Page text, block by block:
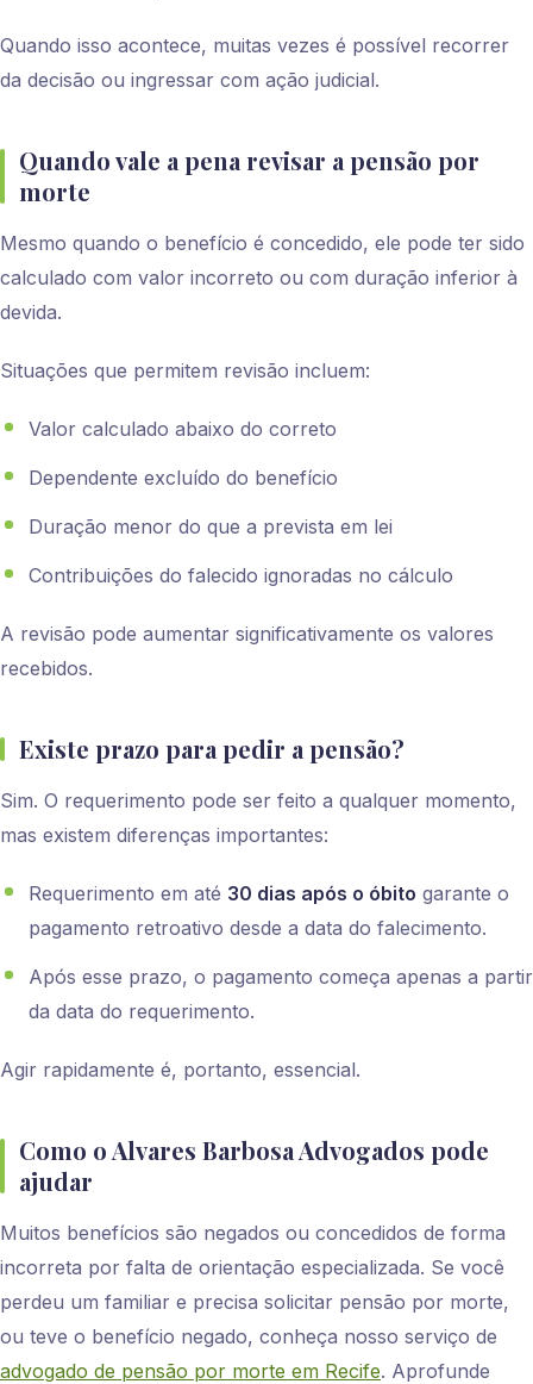
Quando isso acontece, muitas vezes é possível recorrer
da decisão ou ingressar com ação judicial.
Quando vale a pena revisar a pensão por
morte
Mesmo quando o benefício é concedido, ele pode ter sido
calculado com valor incorreto ou com duração inferior à
devida.
Situações que permitem revisão incluem:
Valor calculado abaixo do correto
Dependente excluído do benefício
Duração menor do que a prevista em lei
Contribuições do falecido ignoradas no cálculo
A revisão pode aumentar significativamente os valores
recebidos.
Existe prazo para pedir a pensão?
Sim. O requerimento pode ser feito a qualquer momento,
mas existem diferenças importantes:
Requerimento em até 30 dias após o óbito garante o
pagamento retroativo desde a data do falecimento.
Após esse prazo, o pagamento começa apenas a partir
da data do requerimento.
Agir rapidamente é, portanto, essencial.
Como o Alvares Barbosa Advogados pode
ajudar
Muitos benefícios são negados ou concedidos de forma
incorreta por falta de orientação especializada. Se você
perdeu um familiar e precisa solicitar pensão por morte,
ou teve o benefício negado, conheça nosso serviço de
advogado de pensão por morte em Recife. Aprofunde